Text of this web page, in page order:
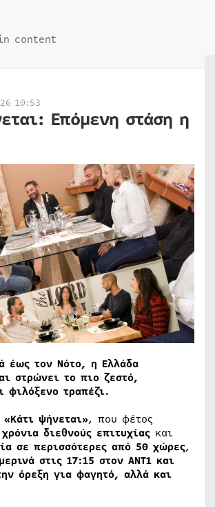
content
10:53
Επόμενη στάση η
έως τον Νότο, η Ελλάδα
στρώνει το πιο ζεστό,
φιλόξενο τραπέζι.
«Κάτι ψήνεται», που φέτος
διεθνούς επιτυχίας και
σε περισσότερες από 50 χώρες,
στις 17:15 στον ΑΝΤ1 και
όρεξη για φαγητό, αλλά και